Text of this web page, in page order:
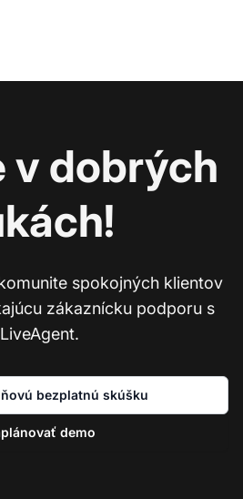
v dobrých
spokojných klientov
zákaznícku podporu s
LiveAgent.
bezplatnú skúšku
demo